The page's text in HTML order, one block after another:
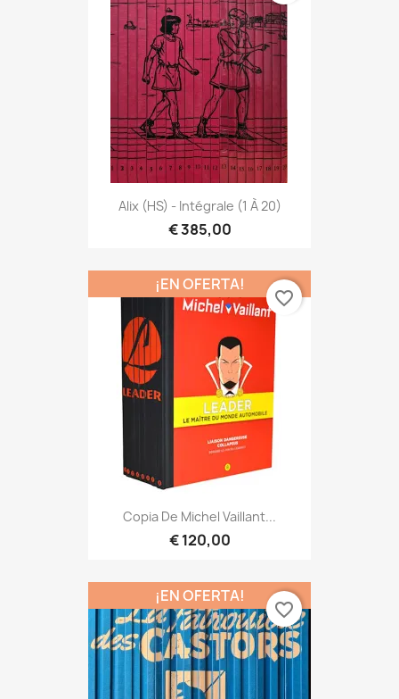
Alix (HS) - Intégrale (1 À 20)
€ 385,00
Copia De Michel Vaillant...
€ 120,00
¡EN OFERTA!
favorite_border
¡EN OFERTA!
favorite_border